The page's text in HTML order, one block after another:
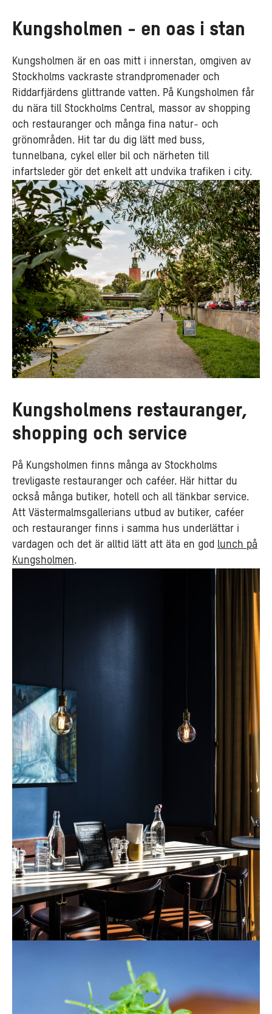
Kungsholmen - en oas i stan
Kungsholmen är en oas mitt i innerstan, omgiven av
Stockholms vackraste strandpromenader och
Riddarfjärdens glittrande vatten. På Kungsholmen får
du nära till Stockholms Central, massor av shopping
och restauranger och många fina natur- och
grönområden. Hit tar du dig lätt med buss,
tunnelbana, cykel eller bil och närheten till
infartsleder gör det enkelt att undvika trafiken i city.
Kungsholmens restauranger,
shopping och service
På Kungsholmen finns många av Stockholms
trevligaste restauranger och caféer. Här hittar du
också många butiker, hotell och all tänkbar service.
Att Västermalmsgallerians utbud av butiker, caféer
och restauranger finns i samma hus underlättar i
vardagen och det är alltid lätt att äta en god lunch på
Kungsholmen.